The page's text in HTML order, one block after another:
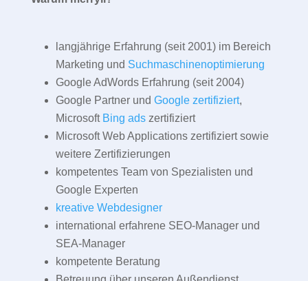
langjährige Erfahrung (seit 2001) im Bereich
Marketing und Suchmaschinenoptimierung
Google AdWords Erfahrung (seit 2004)
Google Partner und Google zertifiziert,
Microsoft Bing adszertifiziert
Microsoft Web Applications zertifiziert sowie
weitere Zertifizierungen
kompetentes Team von Spezialisten und
Google Experten
kreative Webdesigner
international erfahrene SEO-Manager und
SEA-Manager
kompetente Beratung